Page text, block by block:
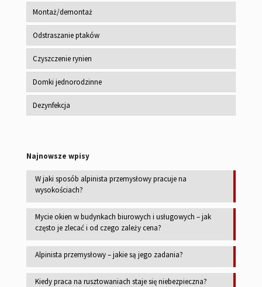
Montaż/demontaż
Odstraszanie ptaków
Czyszczenie rynien
Domki jednorodzinne
Dezynfekcja
Najnowsze wpisy
W jaki sposób alpinista przemysłowy pracuje na
wysokościach?
Mycie okien w budynkach biurowych i usługowych – jak
często je zlecać i od czego zależy cena?
Alpinista przemysłowy – jakie są jego zadania?
Kiedy praca na rusztowaniach staje się niebezpieczna?